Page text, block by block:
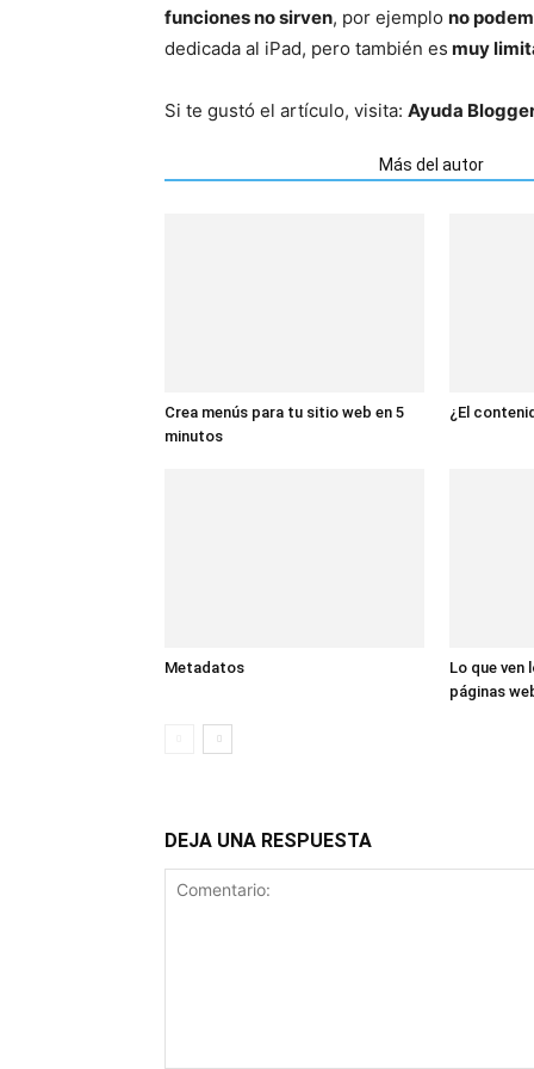
funciones no sirven, por ejemplo no
dedicada al iPad, pero también es muy
Si te gustó el artículo, visita: Ayuda
Más del autor
Crea menús para tu sitio web en 5
minutos
¿El
Metadatos
Lo que ven
páginas
DEJA UNA RESPUESTA